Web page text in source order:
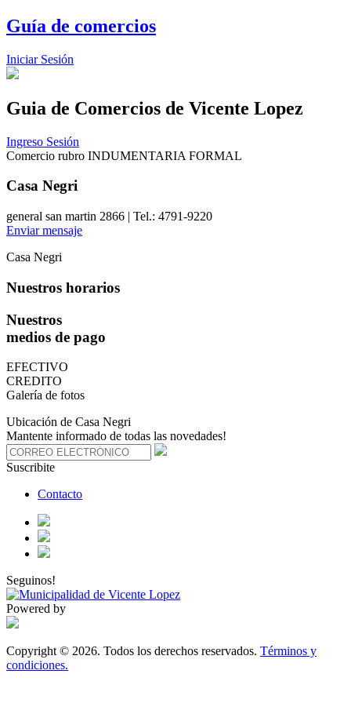
Guía de comercios
Iniciar Sesión
Guia de Comercios de Vicente Lopez
Ingreso Sesión
Comercio rubro INDUMENTARIA FORMAL
Casa Negri
general san martin 2866 | Tel.: 4791-9220
Enviar mensaje
Casa Negri
Nuestros horarios
Nuestros
medios de pago
EFECTIVO
CREDITO
Galería de fotos
Ubicación de Casa Negri
Mantente informado de todas las novedades!
Suscribite
Contacto
Seguinos!
Powered by
Copyright © 2026. Todos los derechos reservados. Términos y
condiciones.